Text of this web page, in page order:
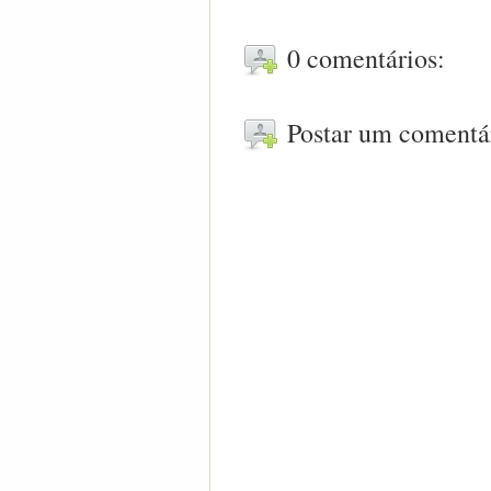
0 comentários:
Postar um